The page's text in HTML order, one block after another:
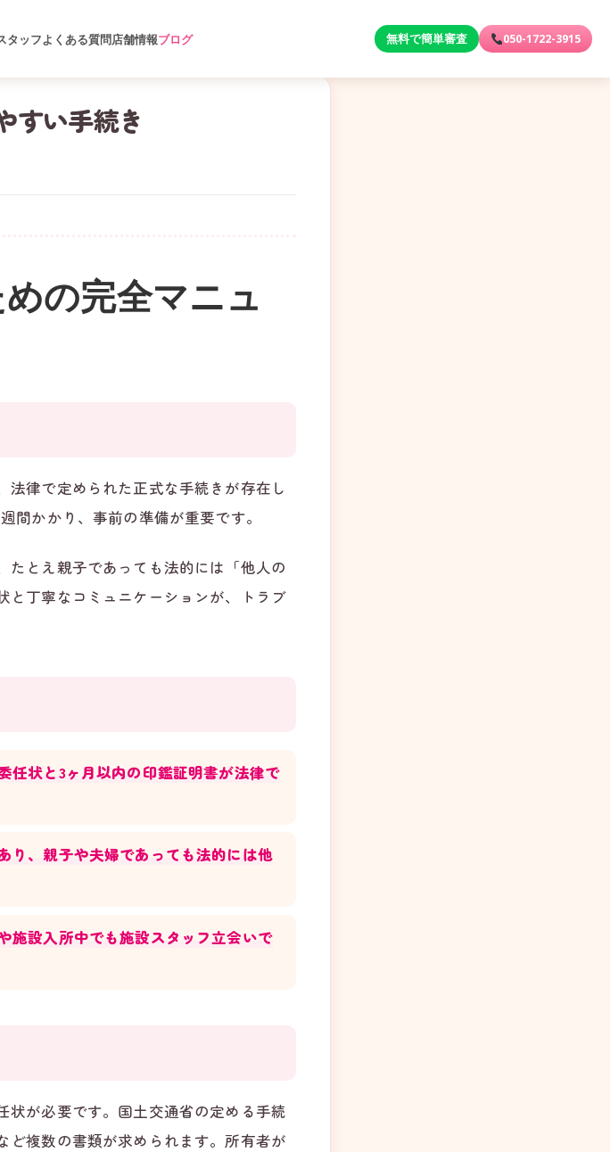
タッフよくある質問店舗情報ブログ 無料で簡単審査 050-1722-3915
すい手続き
の完全マニュ
律で定められた正式な手続きが存在し
間かかり、事前の準備が重要です。
とえ親子であっても法的には「他人の
と丁寧なコミュニケーションが、トラブ
任状と3ヶ月以内の印鑑証明書が法律で
り、親子や夫婦であっても法的には他
施設入所中でも施設スタッフ立会いで
が必要です。国土交通省の定める手続
ど複数の書類が求められます。所有者が